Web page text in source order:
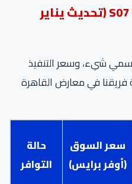
جدول أسعار ساو إيست S07 (تحديث يناير
شيء، وسعر التنفيذ
في معارض القاهرة
سعر السوق
(أوفر برايس)
حالة
التوافر